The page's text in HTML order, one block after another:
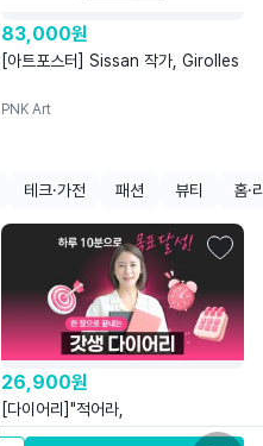
83,000원
[아트포스터] Sissan 작가, Girolles
PNK Art
테크·가전 패션 뷰티 홈·
26,900원
[다이어리]"적어라,
이루어진다"하루10분